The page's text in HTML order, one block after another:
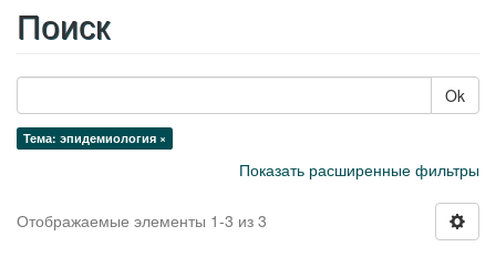
Поиск
Ok
Тема: эпидемиология ×
Показать расширенные фильтры
Отображаемые элементы 1-3 из 3